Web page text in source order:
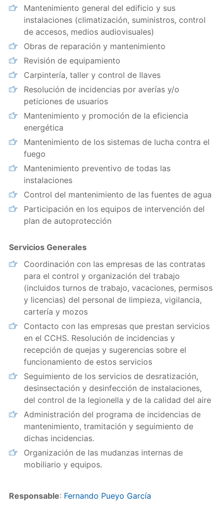
Mantenimiento general del edificio y sus
instalaciones (climatización, suministros, control
de accesos, medios audiovisuales)
Obras de reparación y mantenimiento
Revisión de equipamiento
Carpintería, taller y control de llaves
Resolución de incidencias por averías y/o
peticiones de usuarios
Mantenimiento y promoción de la eficiencia
energética
Mantenimiento de los sistemas de lucha contra el
fuego
Mantenimiento preventivo de todas las
instalaciones
Control del mantenimiento de las fuentes de agua
Participación en los equipos de intervención del
plan de autoprotección
Servicios Generales
Coordinación con las empresas de las contratas
para el control y organización del trabajo
(incluidos turnos de trabajo, vacaciones, permisos
y licencias) del personal de limpieza, vigilancia,
cartería y mozos
Contacto con las empresas que prestan servicios
en el CCHS. Resolución de incidencias y
recepción de quejas y sugerencias sobre el
funcionamiento de estos servicios
Seguimiento de los servicios de desratización,
desinsectación y desinfección de instalaciones,
del control de la legionella y de la calidad del aire
Administración del programa de incidencias de
mantenimiento, tramitación y seguimiento de
dichas incidencias.
Organización de las mudanzas internas de
mobiliario y equipos.
Responsable: Fernando Pueyo García